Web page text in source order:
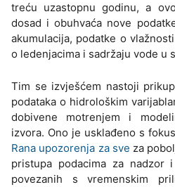
treću uzastopnu godinu, a
dosad i obuhvaća nove
akumulacija, podatke o
o ledenjacima i sadržaju vode u
Tim se izvješćem nastoji
podataka o hidrološkim
dobivene motrenjem i
izvora. Ono je usklađeno s
Rana upozorenja za sve za
pristupa podacima za nadzor
povezanih s vremenskim